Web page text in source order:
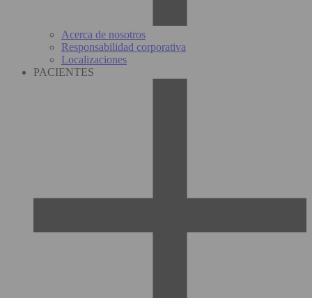
Acerca de nosotros
Responsabilidad corporativa
Localizaciones
PACIENTES